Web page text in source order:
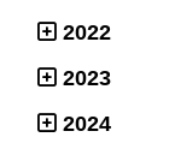
2022
2023
2024